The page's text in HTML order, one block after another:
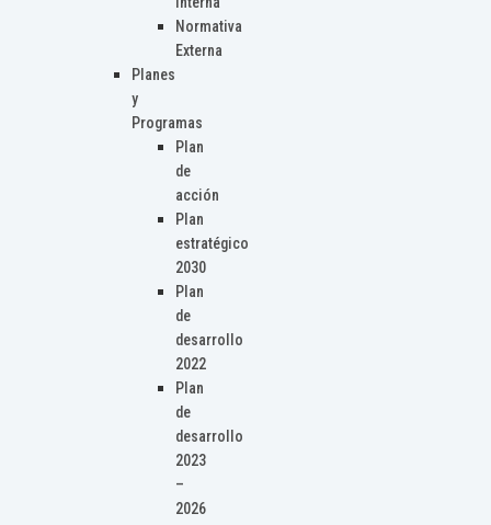
Normativa
Externa
Planes
y
Programas
Plan
de
acción
Plan
estratégico
2030
Plan
de
desarrollo
2022
Plan
de
desarrollo
2023
–
2026